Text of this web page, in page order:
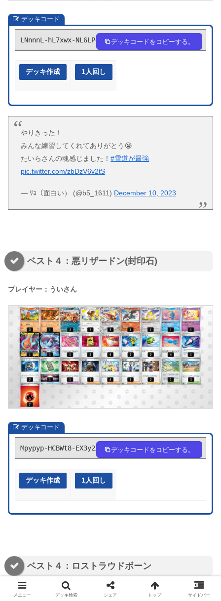
デッキコード
LNnnnL-hL7xwx-NL6LPg デッキコードをコピーする。
デッキ作成 1人回し
やりきった！
みんな練習してくれてありがとう😭
たいらさんの魂感じました！#雪道が最強
pic.twitter.com/zbDzV6v2tS
— ﾘｮ（面白い） (@b5_1611) December 10, 2023
ベスト４：悪リザードン(封印石)
プレイヤー：ういさん
デッキコード
Mpypyp-HCBWt8-EX3y2X デッキコードをコピーする。
デッキ作成 1人回し
ベスト４：ロストラウドボーン
プレイヤー：Raulさん
メニュー デッキ検索 シェア トップ サイドバー